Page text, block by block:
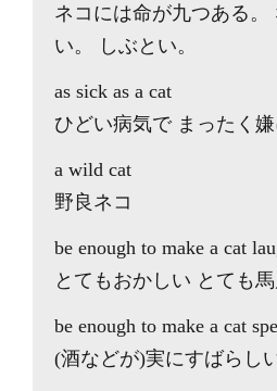
ネコには命が九つある
い。 しぶとい。
as sick as a cat
ひどい病気で まったく
a wild cat
野良ネコ
be enough to make a cat
とてもおかしい とても
be enough to make a cat
(酒などが)実にすばらし